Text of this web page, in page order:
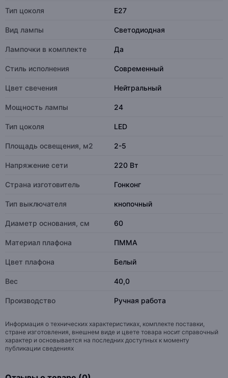
Тип цоколя E27
Вид лампы Светодиодная
Лампочки в комплекте Да
Стиль исполнения Современный
Цвет свечения Нейтральный
Мощность лампы 24
Тип цоколя LED
Площадь освещения, м2 2-5
Напряжение сети 220 Вт
Страна изготовитель Гонконг
Тип выключателя кнопочный
Диаметр основания, см 60
Материал плафона ПММА
Цвет плафона Белый
Вес 40,0
Производство Ручная работа
Информация о технических характеристиках, комплекте поставки,
стране изготовления, внешнем виде и цвете товара носит справочный
характер и основывается на последних доступных к моменту
публикации сведениях